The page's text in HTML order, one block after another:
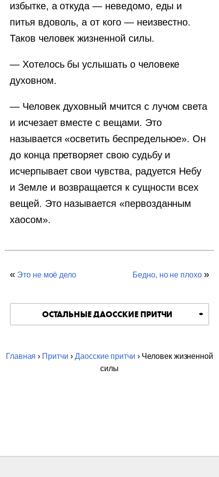
избытке, а откуда — неведомо, еды и
питья вдоволь, а от кого — неизвестно.
Таков человек жизненной силы.
— Хотелось бы услышать о человеке
духовном.
— Человек духовный мчится с лучом света
и исчезает вместе с вещами. Это
называется «осветить беспредельное». Он
до конца претворяет свою судьбу и
исчерпывает свои чувства, радуется Небу
и Земле и возвращается к сущности всех
вещей. Это называется «первозданным
хаосом».
« Это не моё дело Бедно, но не плохо »
ОСТАЛЬНЫЕ ДАОССКИЕ ПРИТЧИ
Главная › Притчи › Даосские притчи › Человек жизненной
силы